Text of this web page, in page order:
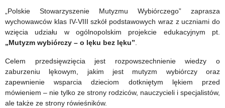
„Polskie Stowarzyszenie Mutyzmu Wybiórczego” zaprasza
wychowawców klas IV-VIII szkół podstawowych wraz z uczniami do
wzięcia udziału w ogólnopolskim projekcie edukacyjnym pt.
„Mutyzm wybiórczy – o lęku bez lęku”.
Celem przedsięwzięcia jest rozpowszechnienie wiedzy o
zaburzeniu lękowym, jakim jest mutyzm wybiórczy oraz
zapewnienie wsparcia dzieciom dotkniętym lękiem przed
mówieniem – nie tylko ze strony rodziców, nauczycieli i specjalistów,
ale także ze strony rówieśników.
2
oraz
Niko
3
przeznaczonych
do